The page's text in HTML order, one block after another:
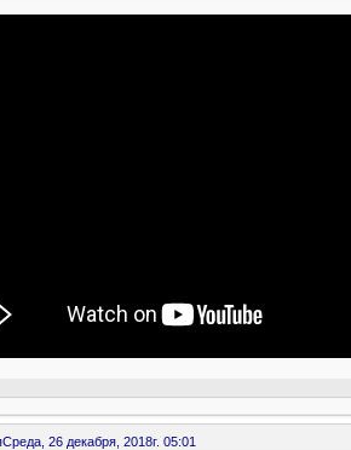
Среда, 26 декабря, 2018г. 05:01